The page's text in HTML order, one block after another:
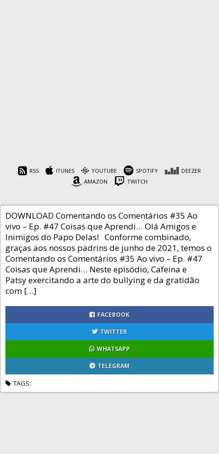
RSS ITUNES YOUTUBE SPOTIFY
DEEZER
AMAZON
TWITCH
Aprendi…
27 de julho de 2021
DOWNLOAD Comentando os Comentários #35 Ao
vivo – Ep. #47 Coisas que Aprendi… Olá Amigos e
Inimigos do Papo Delas! Conforme combinado,
graças aos nossos padrins de junho de 2021, temos o
Comentando os Comentários #35 Ao vivo – Ep. #47
Coisas que Aprendi… Neste episódio, Cafeína e
Patsy exercitando a arte do bullying e da gratidão
com […]
FACEBOOK
TWITTER
WHATSAPP
TELEGRAM
TAGS: